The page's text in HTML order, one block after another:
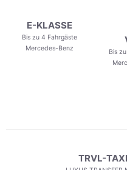
E-KLASSE
Bis zu 4 Fahrgäste
Mercedes-Benz
Bis
TRVL-